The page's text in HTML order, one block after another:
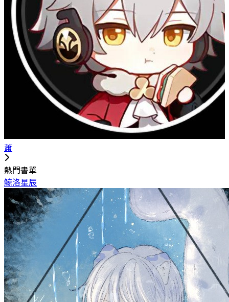
蕭
熱門書單
鯨洛星辰